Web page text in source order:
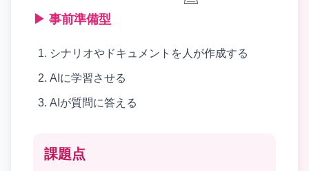
▶ 事前準備型
シナリオやドキュメントを人が作成する
AIに学習させる
AIが質問に答える
課題点